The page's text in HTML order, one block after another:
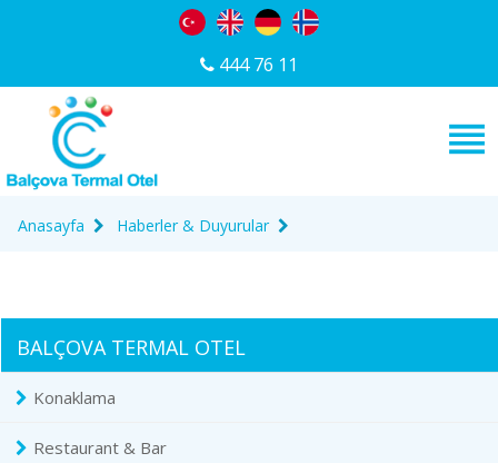
444 76 11
Anasayfa Haberler & Duyurular
BALÇOVA TERMAL OTEL
Konaklama
Restaurant & Bar